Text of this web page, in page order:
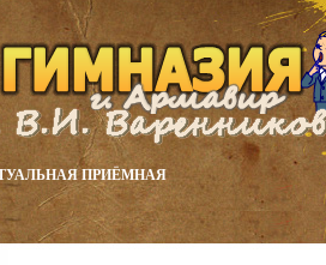
ПРИЁМНАЯ